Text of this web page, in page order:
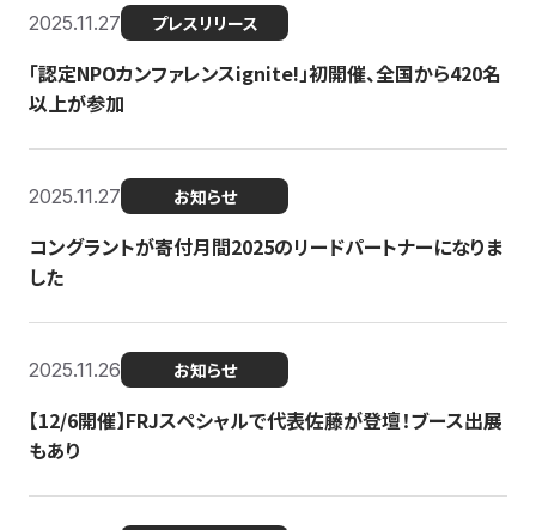
2025.11.27 プレスリリース
「認定NPOカンファレンスignite!」初開催、全国から420名
以上が参加
2025.11.27 お知らせ
コングラントが寄付月間2025のリードパートナーになりま
した
2025.11.26 お知らせ
【12/6開催】FRJスペシャルで代表佐藤が登壇！ブース出展
もあり